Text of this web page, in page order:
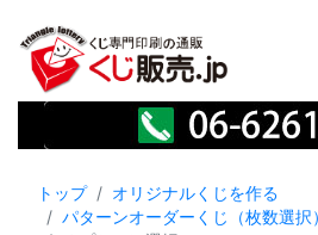
トップ
オリジナルくじを作る
パターンオーダーくじ（枚数選択）